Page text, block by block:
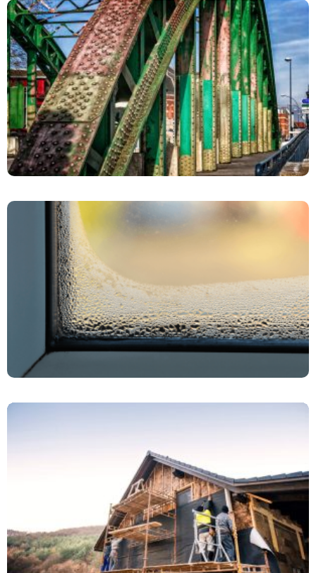
Cynkowanie Na Zimno
8 Sposobów Na Skraplanie Się Wody Na Ścianach
Izolacja Termiczna – Co To Jest I Jak Działa?